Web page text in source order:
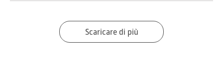
Scaricare di più